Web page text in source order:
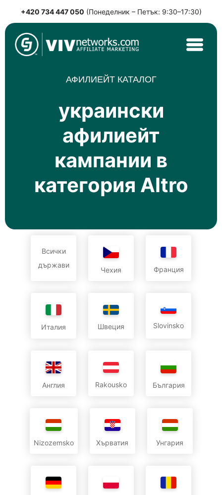
Skip
to
content
+420 734 447 050 (Понеделник – Петък: 9:30–17:30)
VIVnetworks.com
Nejvýkonnější affiliate síť v CEE
АФИЛИЕЙТ КАТАЛОГ
украински
афилиейт
кампании в
категория Altro
Всички
държави
Чехия Франция
Италия Швеция Slovinsko
Англия Rakousko България
Nizozemsko Хърватия Унгария